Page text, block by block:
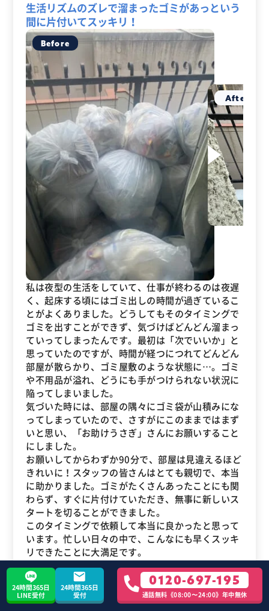
生活リズムのズレで溜まったゴミがあっという
間に片付いてスッキリ！
私は夜型の生活をしていて、仕事が終わるのは夜遅
く、起床する頃にはゴミ出しの時間が過ぎているこ
とがよくありました。どうしてもそのタイミングで
ゴミを出すことができず、気づけばどんどん溜まっ
ていってしまったんです。最初は「次でいいか」と
思っていたのですが、時間が経つにつれてどんどん
部屋が散らかり、ゴミ屋敷のような状態に…。ゴミ
や不用品が溢れ、どうにも手がつけられない状況に
陥ってしまいました。
気づいた時には、部屋の隅々にゴミ袋が山積みにな
ってしまっていたので、さすがにこのままではまず
いと思い、「お助けうさぎ」さんにお願いすること
にしました。
お願いしてからわずか90分で、部屋は見違えるほど
きれいに！スタッフの皆さんはとても親切で、本当
に助かりました。ゴミがたくさんあったことにも関
わらず、すぐに片付けていただき、無事に新しいス
タートを切ることができました。
このタイミングで依頼して本当に良かったと思って
います。忙しい日々の中で、こんなにも早くスッキ
リできたことに大満足です。
料金パック LLパック
24時間365日
LINE受付
24時間365日
受付
0120-697-195
通話無料《08:00〜24:00》年中無休